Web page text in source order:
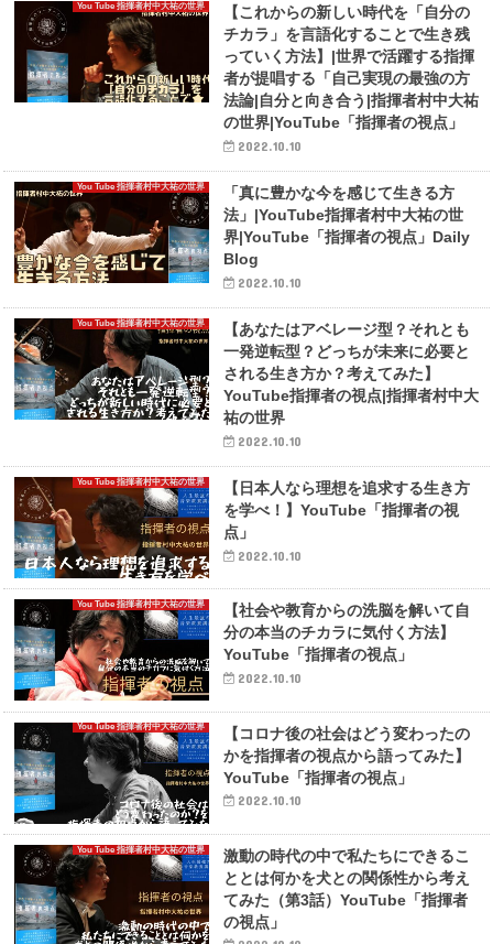
You Tube 指揮者村中大祐の世界
【これからの新しい時代を「自分の
チカラ」を言語化することで生き残
っていく方法】|世界で活躍する指揮
者が提唱する「自己実現の最強の方
法論|自分と向き合う|指揮者村中大祐
の世界|YouTube「指揮者の視点」
2022.10.10
You Tube 指揮者村中大祐の世界
「真に豊かな今を感じて生きる方
法」|YouTube指揮者村中大祐の世
界|YouTube「指揮者の視点」Daily
Blog
2022.10.10
You Tube 指揮者村中大祐の世界
【あなたはアベレージ型？それとも
一発逆転型？どっちが未来に必要と
される生き方か？考えてみた】
YouTube指揮者の視点|指揮者村中大
祐の世界
2022.10.10
You Tube 指揮者村中大祐の世界
【日本人なら理想を追求する生き方
を学べ！】YouTube「指揮者の視
点」
2022.10.10
You Tube 指揮者村中大祐の世界
【社会や教育からの洗脳を解いて自
分の本当のチカラに気付く方法】
YouTube「指揮者の視点」
2022.10.10
You Tube 指揮者村中大祐の世界
【コロナ後の社会はどう変わったの
かを指揮者の視点から語ってみた】
YouTube「指揮者の視点」
2022.10.10
You Tube 指揮者村中大祐の世界
激動の時代の中で私たちにできるこ
ととは何かを犬との関係性から考え
てみた（第3話）YouTube「指揮者
の視点」